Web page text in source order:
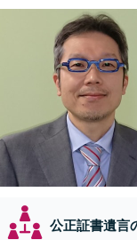
公正証書遺言